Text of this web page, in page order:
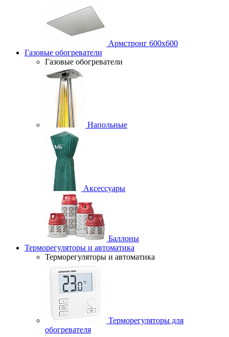
Армстронг 600х600
Газовые обогреватели
Газовые обогреватели
Напольные
Аксессуары
Баллоны
Терморегуляторы и автоматика
Терморегуляторы и автоматика
Терморегуляторы для
обогревателя